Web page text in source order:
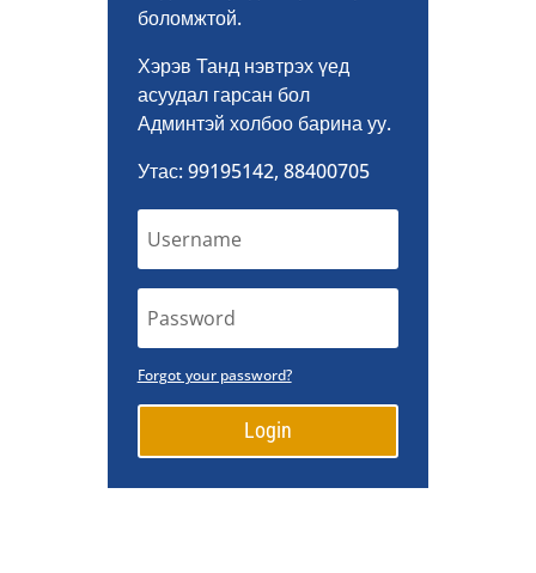
боломжтой.
Хэрэв Танд нэвтрэх үед
асуудал гарсан бол
Админтэй холбоо барина уу.
Утас: 99195142, 88400705
Forgot your password?
Login